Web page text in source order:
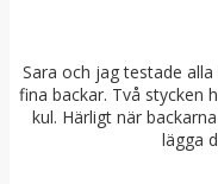
Sara och jag testade
fina backar. Två stycken
kul. Härligt när
lägga